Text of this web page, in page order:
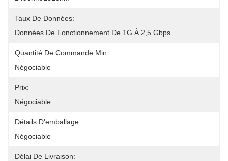
Taux De Données:
Données De Fonctionnement De 1G À 2,5 Gbps
Quantité De Commande Min:
Négociable
Prix:
Négociable
Détails D'emballage:
Négociable
Délai De Livraison: